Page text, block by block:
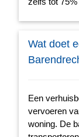
Wat doet
Een
vervoeren
woning. De